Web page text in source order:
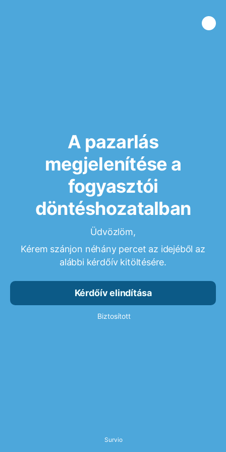
A pazarlás
megjelenítése a
fogyasztói
döntéshozatalban
Üdvözlöm,
Kérem szánjon néhány percet az idejéből az
alábbi kérdőív kitöltésére.
Kérdőív elindítása
Biztosított
Survio